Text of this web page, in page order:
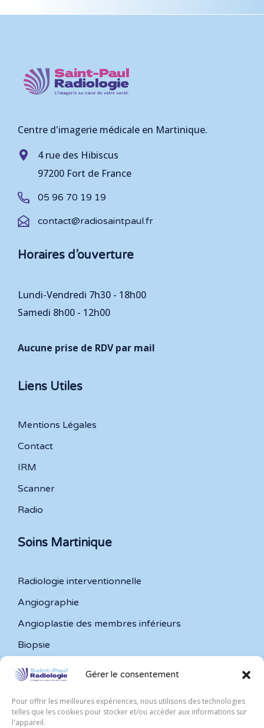
Gérer le consentement
Pour offrir les meilleures expériences, nous utilisons des technologies
telles que les cookies pour stocker et/ou accéder aux informations sur
l'appareil.
Centre d'imagerie médicale en Martinique.
4 rue des Hibiscus
97200 Fort de France
05 96 70 19 19
contact@radiosaintpaul.fr
Horaires d’ouverture
Lundi-Vendredi 7h30 - 18h00
Samedi 8h00 - 12h00
Aucune prise de RDV par mail
Liens Utiles
Mentions Légales
Contact
IRM
Scanner
Radio
Soins Martinique
Radiologie interventionnelle
Angiographie
Angioplastie des membres inférieurs
Biopsie
Embolisation de fibromes utérins
Infiltration articulaire